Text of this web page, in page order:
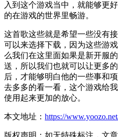
入到这个游戏当中，就能够更
的在游戏的世界里畅游。
这首歌这些就是希望一些没有
可以来选择下载，因为这些游
么我们在这里面如果是新开服
送，所以我们也就可以让更多
后，才能够明白他的一些事和
去多多的看一看，这个游戏给
使用起来更加的放心。
本文地址： https://